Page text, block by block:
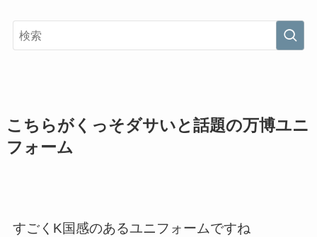
こちらがくっそダサいと話題の万博ユニ
フォーム
すごくK国感のあるユニフォームですね